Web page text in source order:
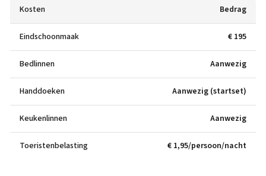
Kosten Bedrag
Eindschoonmaak € 195
Bedlinnen Aanwezig
Handdoeken Aanwezig (startset)
Keukenlinnen Aanwezig
Toeristenbelasting € 1,95/persoon/nacht